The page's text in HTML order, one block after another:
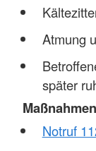
Atmung
später
Maßnahmen
Notruf